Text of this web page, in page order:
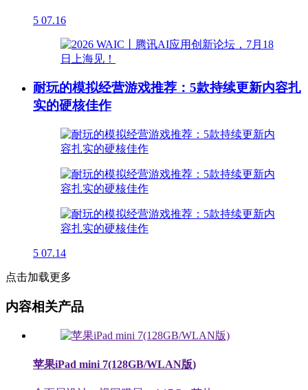
5 07.16
耐玩的模拟经营游戏推荐：5款持续更新内容扎
实的硬核佳作
5 07.14
点击加载更多
内容相关产品
苹果iPad mini 7(128GB/WLAN版)